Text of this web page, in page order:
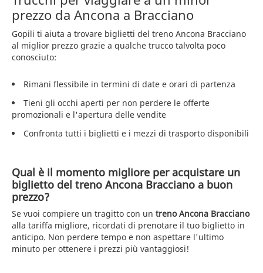
prezzo da Ancona a Bracciano
Gopili ti aiuta a trovare biglietti del treno Ancona Bracciano
al miglior prezzo grazie a qualche trucco talvolta poco
conosciuto:
Rimani flessibile in termini di date e orari di partenza
Tieni gli occhi aperti per non perdere le offerte
promozionali e l'apertura delle vendite
Confronta tutti i biglietti e i mezzi di trasporto disponibili
Qual è il momento migliore per acquistare un
biglietto del treno Ancona Bracciano a buon
prezzo?
Se vuoi compiere un tragitto con un treno Ancona Bracciano
alla tariffa migliore, ricordati di prenotare il tuo biglietto in
anticipo. Non perdere tempo e non aspettare l'ultimo
minuto per ottenere i prezzi più vantaggiosi!